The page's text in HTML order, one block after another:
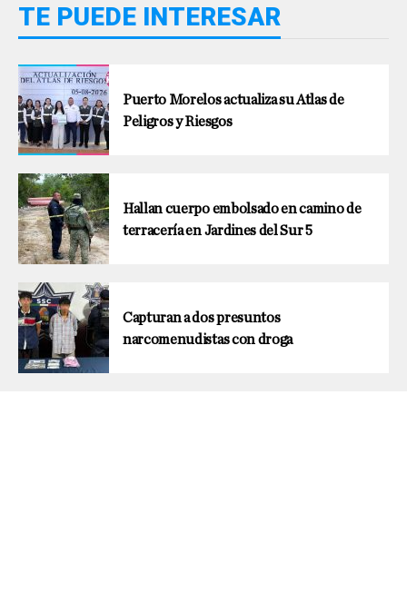
TE PUEDE INTERESAR
Puerto Morelos actualiza su Atlas de
Peligros y Riesgos
Hallan cuerpo embolsado en camino de
terracería en Jardines del Sur 5
Capturan a dos presuntos
narcomenudistas con droga